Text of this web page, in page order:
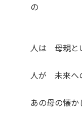
の
人は 母親と
人が 未来へ
あの母の懐